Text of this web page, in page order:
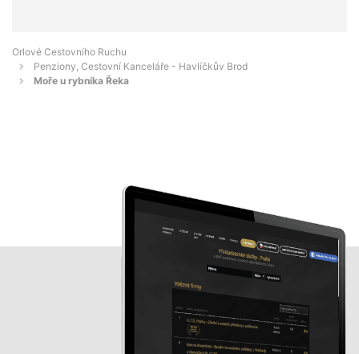
Orlové Cestovního Ruchu
Penziony, Cestovní Kanceláře - Havlíčkův Brod
Moře u rybníka Řeka